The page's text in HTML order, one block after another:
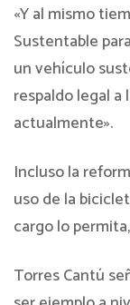
«Y al mismo
Sustentable
un vehículo
respaldo legal
actualmente».
Incluso la
uso de la
cargo lo
Torres Cantú